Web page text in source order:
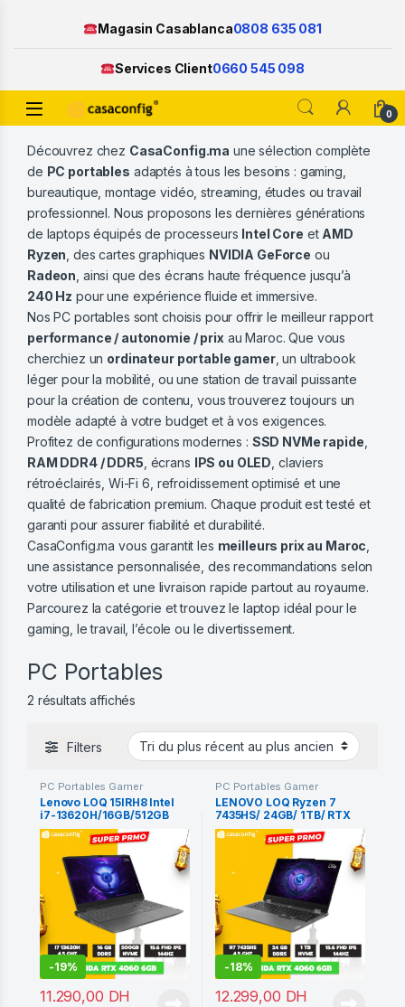
Magasin Casablanca0808 635 081
Services Client0660 545 098
Open 0
Découvrez chez CasaConfig.ma une sélection complète
de PC portables adaptés à tous les besoins : gaming,
bureautique, montage vidéo, streaming, études ou travail
professionnel. Nous proposons les dernières générations
de laptops équipés de processeurs Intel Core et AMD
Ryzen , des cartes graphiques NVIDIA GeForce ou
Radeon , ainsi que des écrans haute fréquence jusqu’à
240 Hz pour une expérience fluide et immersive.
Nos PC portables sont choisis pour offrir le meilleur rapport
performance / autonomie / prix au Maroc. Que vous
cherchiez un ordinateur portable gamer, un ultrabook
léger pour la mobilité, ou une station de travail puissante
pour la création de contenu, vous trouverez toujours un
modèle adapté à votre budget et à vos exigences.
Profitez de configurations modernes : SSD NVMe rapide
RAM DDR4 / DDR5 , écrans IPS ou OLED , claviers
rétroéclairés, Wi-Fi 6, refroidissement optimisé et une
qualité de fabrication premium. Chaque produit est testé et
garanti pour assurer fiabilité et durabilité.
CasaConfig.ma vous garantit les meilleurs prix au Maroc
une assistance personnalisée, des recommandations selon
votre utilisation et une livraison rapide partout au royaume.
Parcourez la catégorie et trouvez le laptop idéal pour le
gaming, le travail, l’école ou le divertissement.
PC Portables
2 résultats affichés
Filters
PC Portables Gamer
Lenovo LOQ 15IRH8 Intel
i7-13620H/16GB/512GB
SSD/RTX4060
-19%
11.290,00 DH
PC Portables Gamer
LENOVO LOQ Ryzen 7
7435HS/ 24GB/ 1TB/ RTX
4060 144Hz
-18%
12.299,00 DH